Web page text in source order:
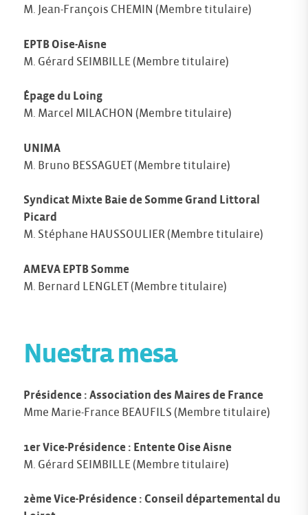
M. Jean-François CHEMIN (Membre titulaire)
EPTB Oise-Aisne
M. Gérard SEIMBILLE (Membre titulaire)
Épage du Loing
M. Marcel MILACHON (Membre titulaire)
UNIMA
M. Bruno BESSAGUET (Membre titulaire)
Syndicat Mixte Baie de Somme Grand Littoral
Picard
M. Stéphane HAUSSOULIER (Membre titulaire)
AMEVA EPTB Somme
M. Bernard LENGLET (Membre titulaire)
Nuestra mesa
Présidence : Association des Maires de France
Mme Marie-France BEAUFILS (Membre titulaire)
1er Vice-Présidence : Entente Oise Aisne
M. Gérard SEIMBILLE (Membre titulaire)
2ème Vice-Présidence : Conseil départemental du